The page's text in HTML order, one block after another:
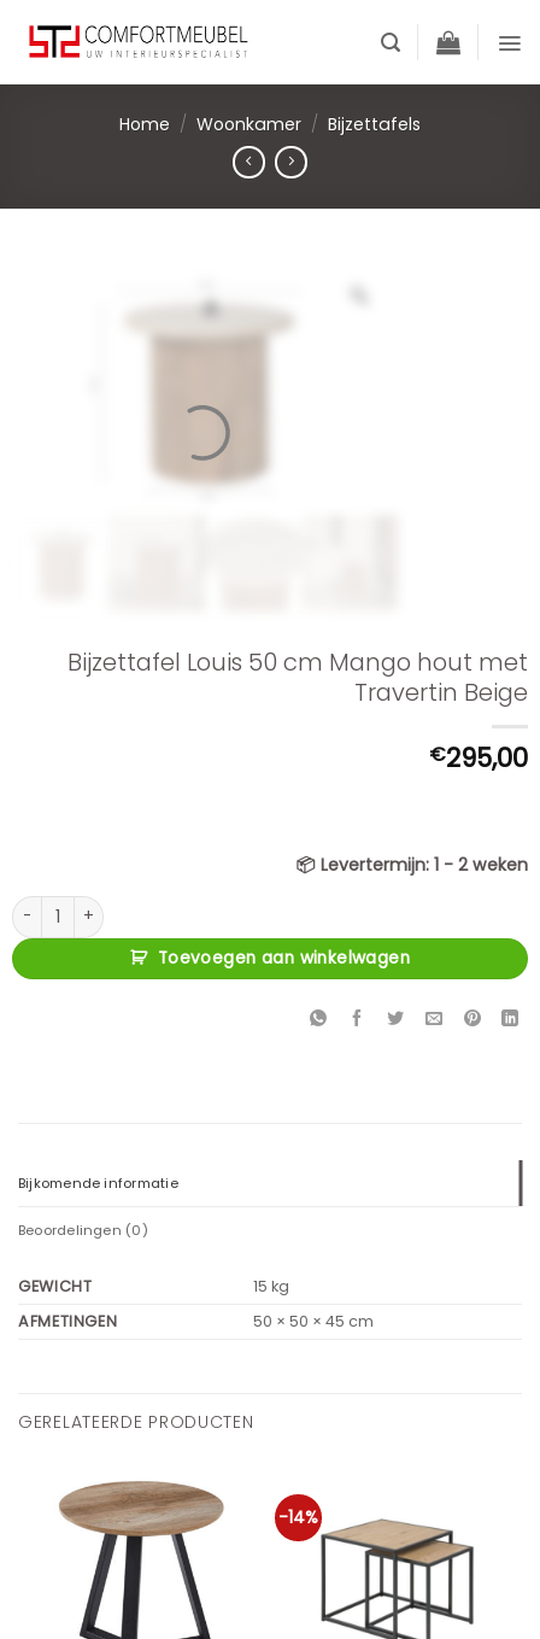
content
Home / Woonkamer / Bijzettafels
Bijzettafel Louis 50 cm Mango hout met
Travertin Beige
€295,00
📦 Levertermijn: 1 - 2 weken
Bijzettafel Louis 50 cm Mango hout met Travertin Beige aantal
Toevoegen aan winkelwagen
Bijkomende informatie
Beoordelingen (0)
GEWICHT
15 kg
AFMETINGEN
50 × 50 × 45 cm
GERELATEERDE PRODUCTEN
-14%